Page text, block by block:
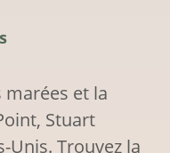
marées et la
Stuart
Unis. Trouvez la